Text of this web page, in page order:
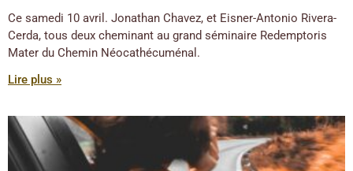
Ce samedi 10 avril. Jonathan Chavez, et Eisner-Antonio Rivera-
Cerda, tous deux cheminant au grand séminaire Redemptoris
Mater du Chemin Néocathécuménal.
Lire plus »